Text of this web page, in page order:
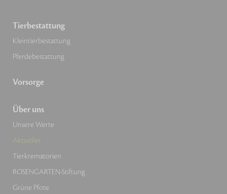
Tierbestattung
Kleintierbestattung
Pferdebestattung
Vorsorge
Über uns
Unsere Werte
Aktuelles
Tierkrematorien
ROSENGARTEN-Stiftung
Grüne Pfote